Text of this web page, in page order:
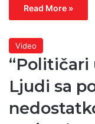
Read More »
Video
“Političari
Ljudi sa